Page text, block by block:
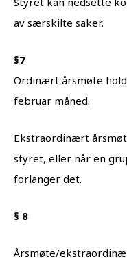
av særskilte saker.
§7
Ordinært årsmøte
februar måned.
Ekstraordinært
styret, eller når en
forlanger det.
§ 8
Årsmøte/